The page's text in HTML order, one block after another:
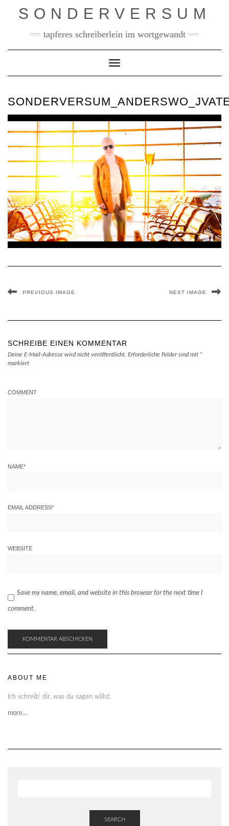
SONDERVERSUM
tapferes schreiberlein im wortgewandt
Toggle Navigation
PREVIOUS IMAGE NEXT IMAGE
SCHREIBE EINEN KOMMENTAR
Deine E-Mail-Adresse wird nicht veröffentlicht. Erforderliche Felder sind mit *
markiert
COMMENT
NAME*
EMAIL ADDRESS*
WEBSITE
Save my name, email, and website in this browser for the next time I
comment.
ABOUT ME
Ich schreib‘ dir, was du sagen willst.
more…
SEARCH